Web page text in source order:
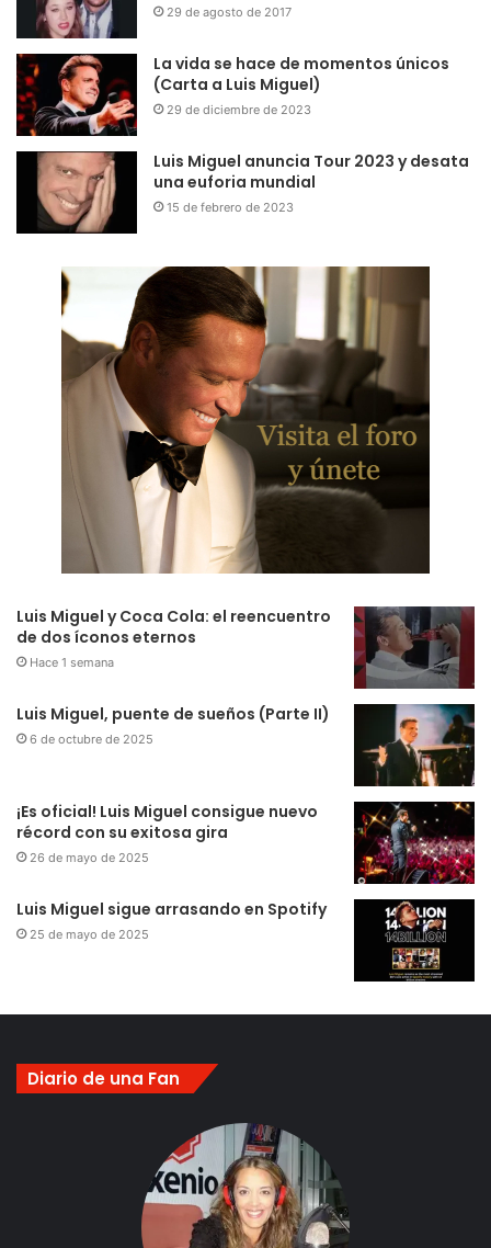
29 de agosto de 2017
La vida se hace de momentos únicos
(Carta a Luis Miguel)
29 de diciembre de 2023
Luis Miguel anuncia Tour 2023 y desata
una euforia mundial
15 de febrero de 2023
Luis Miguel y Coca Cola: el reencuentro
de dos íconos eternos
Hace 1 semana
Luis Miguel, puente de sueños (Parte II)
6 de octubre de 2025
¡Es oficial! Luis Miguel consigue nuevo
récord con su exitosa gira
26 de mayo de 2025
Luis Miguel sigue arrasando en Spotify
25 de mayo de 2025
Diario de una Fan